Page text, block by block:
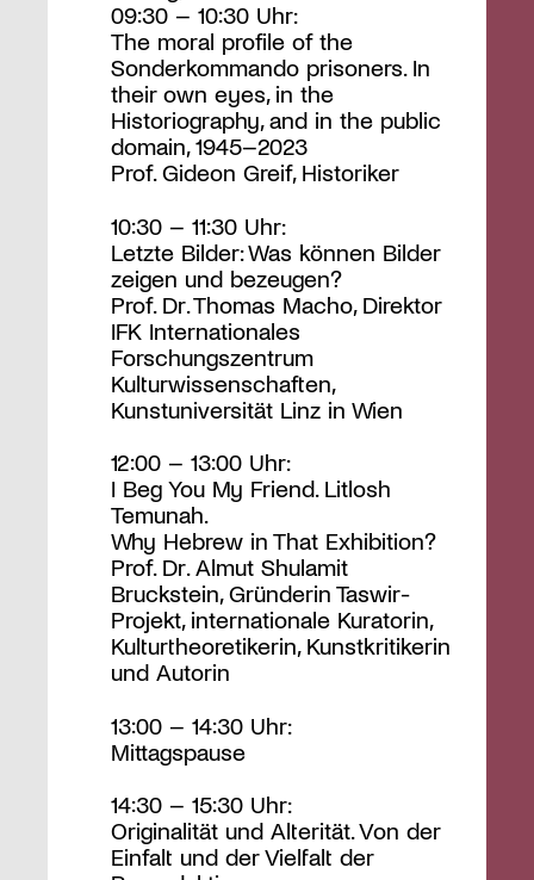
09:30 – 10:30 Uhr:
The moral profile of the
Sonderkommando prisoners. In
their own eyes, in the
Historiography, and in the public
domain, 1945–2023
Prof. Gideon Greif, Historiker
10:30 – 11:30 Uhr:
Letzte Bilder: Was können Bilder
zeigen und bezeugen?
Prof. Dr. Thomas Macho, Direktor
IFK Internationales
Forschungszentrum
Kulturwissenschaften,
Kunstuniversität Linz in Wien
12:00 – 13:00 Uhr:
I Beg You My Friend. Litlosh
Temunah.
Why Hebrew in That Exhibition?
Prof. Dr. Almut Shulamit
Bruckstein, Gründerin Taswir-
Projekt, internationale Kuratorin,
Kulturtheoretikerin, Kunstkritikerin
und Autorin
13:00 – 14:30 Uhr:
Mittagspause
14:30 – 15:30 Uhr:
Originalität und Alterität. Von der
Einfalt und der Vielfalt der